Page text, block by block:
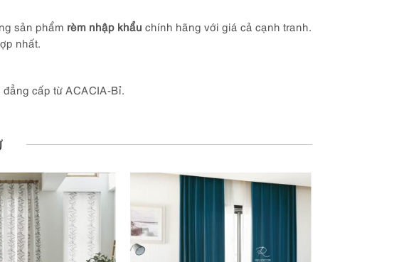
sản phẩm rèm nhập khẩu chính hãng với giá cả cạnh tranh.
nhất.
đẳng cấp từ ACACIA-Bỉ.